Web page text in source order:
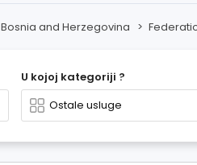
Bosnia and Herzegovina >
U kojoj kategoriji ?